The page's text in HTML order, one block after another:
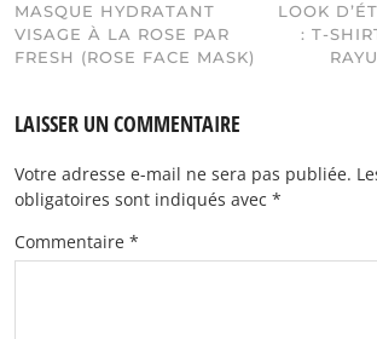
MASQUE HYDRATANT
VISAGE À LA ROSE PAR
FRESH (ROSE FACE MASK)
LOOK
: T-
LAISSER UN COMMENTAIRE
Votre adresse e-mail ne sera pas publiée.
obligatoires sont indiqués avec *
Commentaire *